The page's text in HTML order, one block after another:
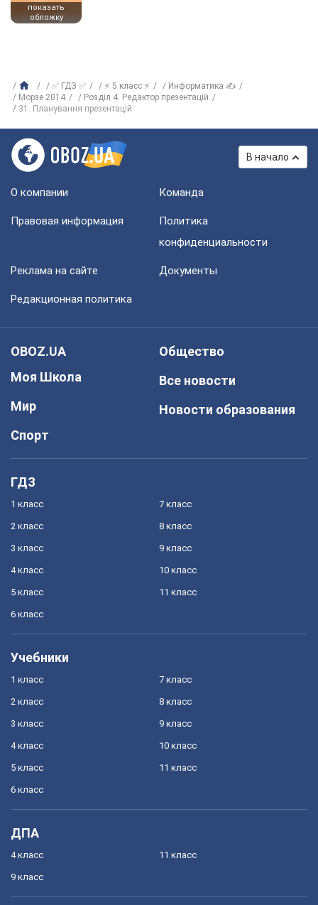
показать
обложку
✅ ГДЗ ✅ ⚡ 5 класс ⚡
Информатика ✍
Морзе 2014
Розділ 4. Редактор презентацій
31. Планування презентацій
В начало
О компании Команда
Правовая информация
Политика
конфиденциальности
Реклама на сайте Документы
Редакционная политика
OBOZ.UA
Моя Школа
Мир
Спорт
Общество
Все новости
Новости образования
ГДЗ
1 класс
2 класс
3 класс
4 класс
5 класс
6 класс
7 класс
8 класс
9 класс
10 класс
11 класс
Учебники
1 класс
2 класс
3 класс
4 класс
5 класс
6 класс
7 класс
8 класс
9 класс
10 класс
11 класс
ДПА
4 класс
9 класс
11 класс